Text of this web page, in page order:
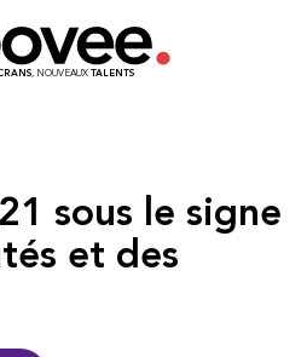
, NOUVEAUX TALENTS
sous le signe
et des